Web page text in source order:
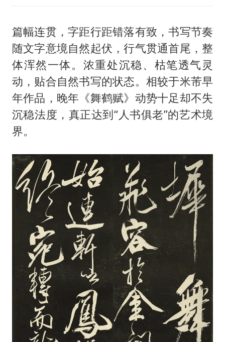
篇幅连贯，字距行距错落有致，书写节奏
随文字意境自然起伏，行气贯通首尾，整
体浑然一体。浓重处沉稳、枯笔透气灵
动，贴合自然书写的状态。相较于米芾早
年作品，晚年《舞鹤赋》动势十足却不失
沉稳法度，真正达到“人书俱老”的艺术境
界。